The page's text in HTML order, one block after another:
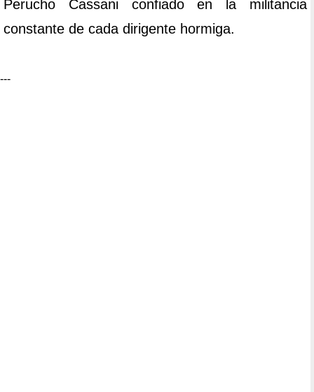
Perucho Cassani confiado en la militancia
constante de cada dirigente hormiga.
---